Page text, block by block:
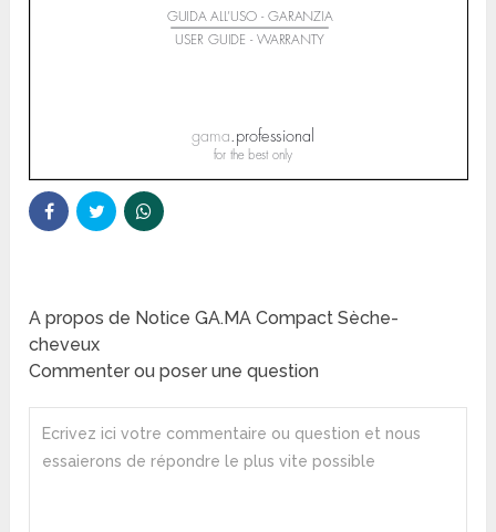
A propos de Notice GA.MA Compact Sèche-
cheveux
Commenter ou poser une question